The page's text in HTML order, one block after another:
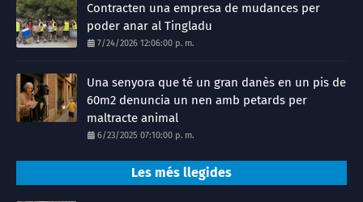
Contracten una empresa de mudances per
poder anar al Tingladu
7/24/2026 12:06:00 p. m.
Una senyora que té un gran danès en un pis de
60m2 denuncia un nen amb petards per
maltracte animal
6/23/2025 07:10:00 p. m.
Les més llegides